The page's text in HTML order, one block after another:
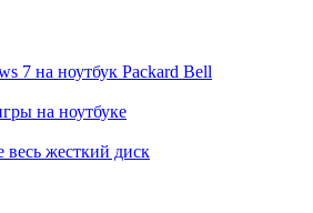
7 на ноутбук Packard Bell
на ноутбуке
весь жесткий диск